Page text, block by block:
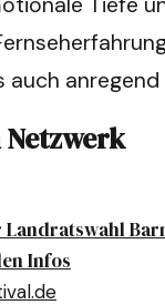
auch anregend
Netzwerk
Infos